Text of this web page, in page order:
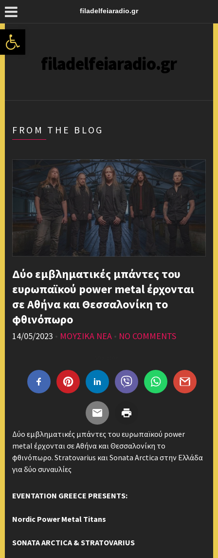
Ανοίξτε τη γραμμή εργαλείων
filadelfeiaradio.gr
filadelfeiaradio.gr
FROM THE BLOG
Δύο εμβληματικές μπάντες του
ευρωπαϊκού power metal έρχονται
σε Αθήνα και Θεσσαλονίκη το
φθινόπωρο
14/05/2023 • ΜΟΥΣΙΚΑ ΝΕΑ • NO COMMENTS
Δύο εμβληματικές μπάντες του ευρωπαϊκού power
metal έρχονται σε Αθήνα και Θεσσαλονίκη το
φθινόπωρο. Stratovarius και Sonata Arctica στην Ελλάδα
για δύο συναυλίες
EVENTATION GREECE PRESENTS:
Nordic Power Metal Titans
SONATA ARCTICA & STRATOVARIUS